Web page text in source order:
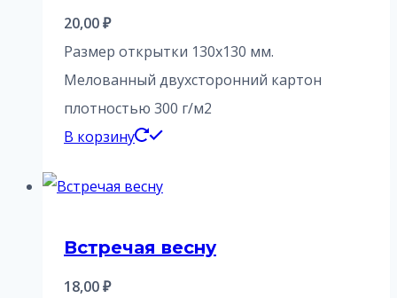
20,00₽
Размер открытки 130х130 мм.
Мелованный двухсторонний картон
плотностью 300 г/м2
В корзину
Встречая весну
18,00₽